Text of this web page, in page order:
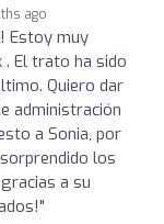
ago
Estoy muy
. El trato ha sido
Quiero dar
administración
a Sonia, por
los
a su